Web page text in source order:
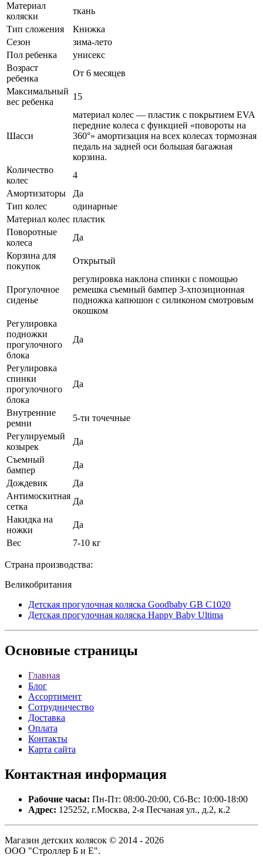
Материал
коляски
ткань
Тип сложения
Книжка
Сезон
зима-лето
Пол ребенка
унисекс
Возраст
ребенка
От 6 месяцев
Максимальный
вес ребенка
15
Шасси
материал колес — пластик с покрытием EVA
передние колеса с функцией «повороты на
360°» амортизация на всех колесах тормозная
педаль на задней оси большая багажная
корзина.
Количество
колес
4
Амортизаторы
Да
Тип колес
одинарные
Материал колес пластик
Поворотные
колеса
Да
Корзина для
покупок
Открытый
Прогулочное
сиденье
регулировка наклона спинки с помощью
ремешка съемный бампер 3-хпозиционная
подножка капюшон с силиконом смотровым
окошком
Регулировка
подножки
прогулочного
блока
Да
Регулировка
спинки
прогулочного
блока
Да
Внутренние
ремни
5-ти точечные
Регулируемый
козырек
Да
Съемный
бампер
Да
Дождевик
Да
Антимоскитная
сетка
Да
Накидка на
ножки
Да
Вес
7-10 кг
Страна производства:
Великобритания
Детская прогулочная коляска Goodbaby GB С1020
Детская прогулочная коляска Happy Baby Ultima
Основные страницы
Главная
Блог
Ассортимент
Сотрудничество
Доставка
Оплата
Контакты
Карта сайта
Контактная информация
Рабочие часы: Пн-Пт: 08:00-20:00, Сб-Вс: 10:00-18:00
Адрес: 125252, г.Москва, 2-я Песчаная ул., д.2, к.2
Магазин детских колясок © 2014 - 2026
ООО "Строллер Б и Е".